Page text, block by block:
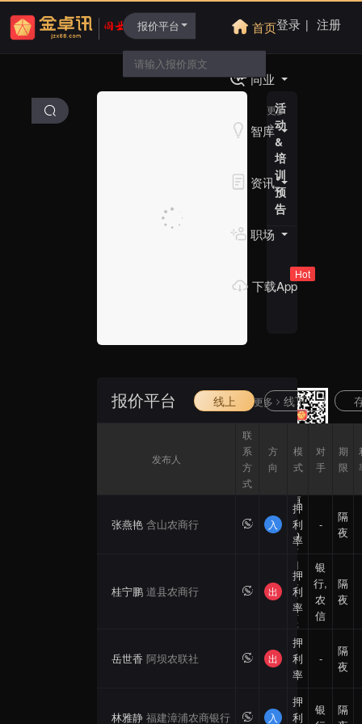
首页
同业
智库
资讯
职场
下载App
Hot
登录 | 注册
活
动
&
培
训
预
告
更多
扫一
扫，
金卓
讯
App
做金
融同
业人
自己
的业
务平
台！
报价平台 线上 线下
更多
发布人
联
系
方
式
方
向
模
式
对
手
期
限
张燕艳 含山农商行 入
押
利
率
-
隔
夜
桂宁鹏 道县农商行 出
押
利
率
银
行,
农
信
隔
夜
岳世香 阿坝农联社 出
押
利
率
-
隔
夜
林雅静 福建漳浦农商银行 入
押
利
银
隔